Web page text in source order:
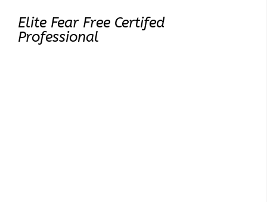
Elite Fear Free Certifed
Professional